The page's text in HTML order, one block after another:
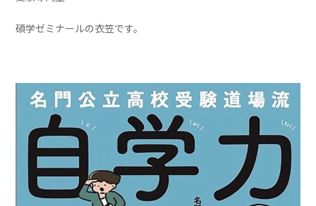
碩学ゼミナールの衣笠です。